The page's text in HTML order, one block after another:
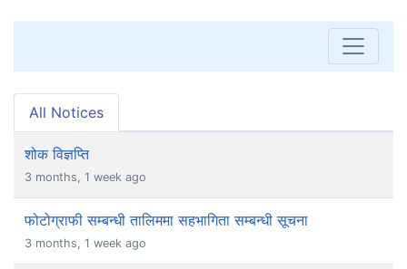
All Notices
शोक विज्ञप्ति
3 months, 1 week ago
फोटोग्राफी सम्बन्धी तालिममा सहभागिता सम्बन्धी सूचना
3 months, 1 week ago